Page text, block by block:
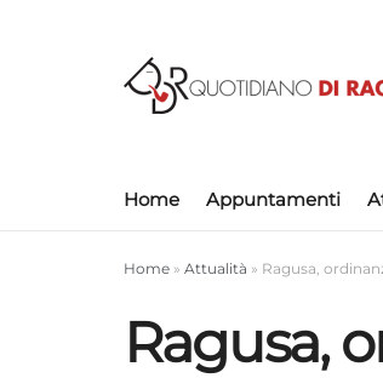
Home Appuntamenti
Home » Attualità » Ragusa,
Ragusa,